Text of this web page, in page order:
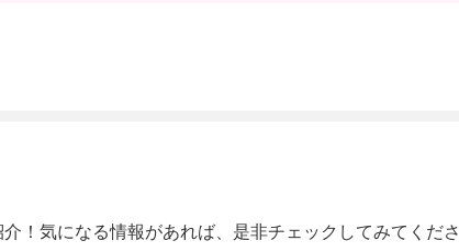
！気になる情報があれば、是非チェックしてみてくださ